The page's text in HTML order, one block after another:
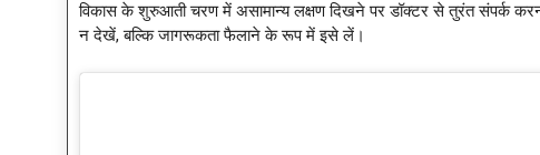
विकास के शुरुआती चरण में असामान्य लक्षण दिखने पर डॉक्टर से तुरंत संपर्क
न देखें, बल्कि जागरूकता फैलाने के रूप में इसे लें।